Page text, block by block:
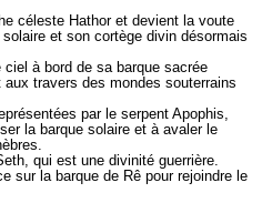
céleste Hathor et devient la voute
et son cortège divin désormais
à bord de sa barque sacrée
travers des mondes souterrains
par le serpent Apophis,
la barque solaire et à avaler le
qui est une divinité guerrière.
sur la barque de Rê pour rejoindre le